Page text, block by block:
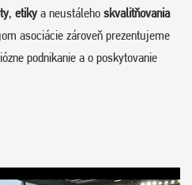
, etikya neustáleho skvalitňovania
asociácie zároveň prezentujeme
podnikanie a o poskytovanie